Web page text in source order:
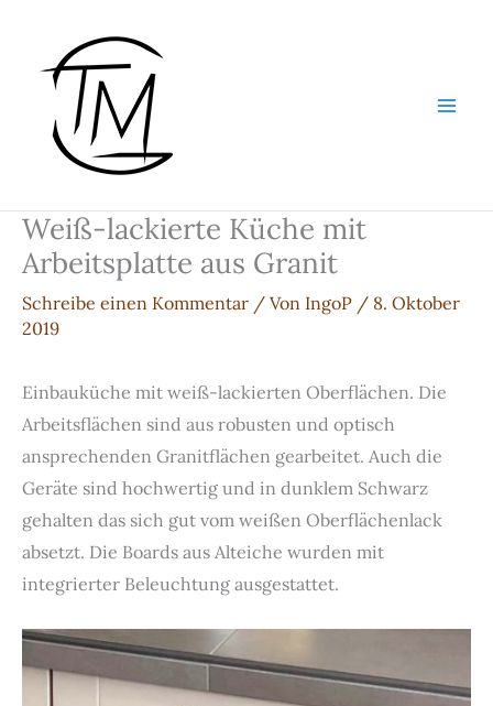
springen
Weiß-lackierte Küche mit
Arbeitsplatte aus Granit
Schreibe einen Kommentar / Von IngoP / 8. Oktober
2019
Einbauküche mit weiß-lackierten Oberflächen. Die
Arbeitsflächen sind aus robusten und optisch
ansprechenden Granitflächen gearbeitet. Auch die
Geräte sind hochwertig und in dunklem Schwarz
gehalten das sich gut vom weißen Oberflächenlack
absetzt. Die Boards aus Alteiche wurden mit
integrierter Beleuchtung ausgestattet.